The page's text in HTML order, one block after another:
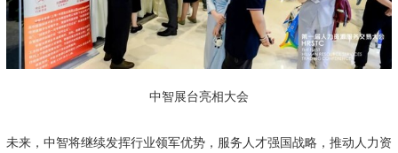
中智展台亮相大会
未来，中智将继续发挥行业领军优势，服务人才强国战略，推动人力资